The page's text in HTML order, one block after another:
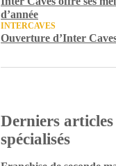
d’année
INTERCAVES
Ouverture d’Inter
Derniers
spécialisés